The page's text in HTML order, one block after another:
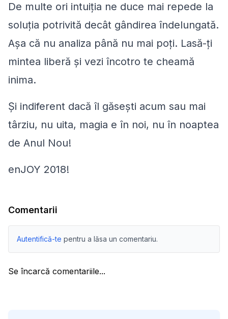
De multe ori intuiția ne duce mai repede la
soluția potrivită decât gândirea îndelungată.
Așa că nu analiza până nu mai poți. Lasă-ți
mintea liberă și vezi încotro te cheamă
inima.
Și indiferent dacă îl găsești acum sau mai
târziu, nu uita, magia e în noi, nu în noaptea
de Anul Nou!
enJOY 2018!
Comentarii
Autentifică-te pentru a lăsa un comentariu.
Se încarcă comentariile...